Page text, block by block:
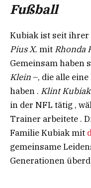
Fußball​
Kubiak ist seit
Pius X. mit Rhonda
Gemeinsam haben
Klein–, die alle
haben . Klint Kubiak
in der NFL tätig ,
Trainer arbeitete .
Familie Kubiak mit
gemeinsame
Generationen